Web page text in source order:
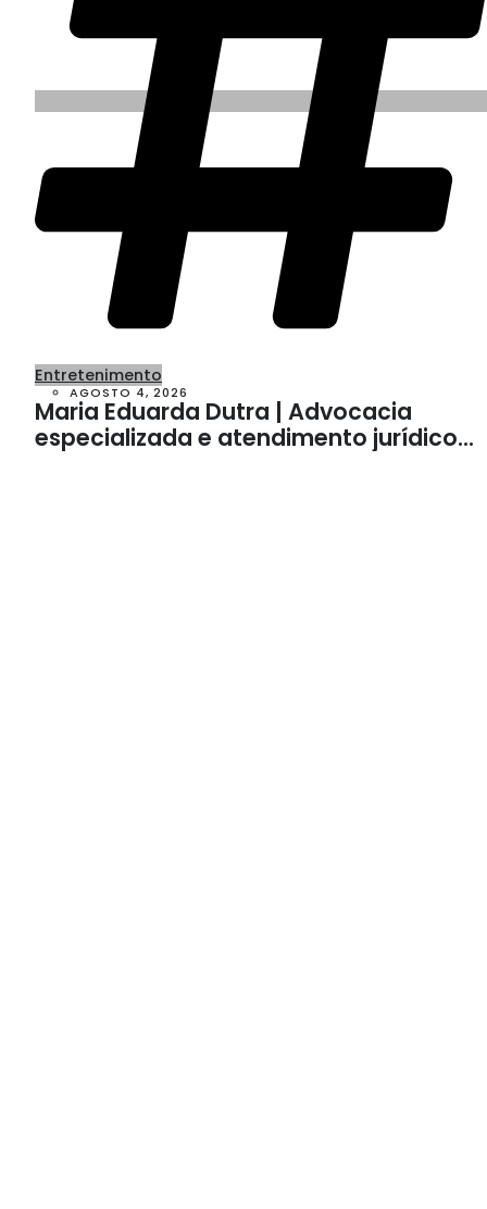
Entretenimento
AGOSTO 4, 2026
Maria Eduarda Dutra | Advocacia
especializada e atendimento jurídico